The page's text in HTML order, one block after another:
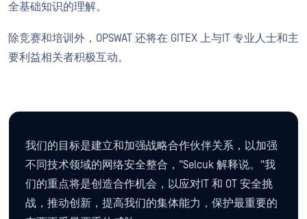
全基础知识的理解。
除竞赛和培训外，OPSWAT 还将在 GITEX 上与IT 专业人士和主
要利益相关者积极互动。
我们的目标是建立和加强战略合作伙伴关系，以加强
不同技术领域的网络安全整合，"Selcuk 解释说。"我
们的重点将是创造合作机会，以应对IT 和 OT 安全挑
战，推动创新，提高我们的集体能力，保护最重要的